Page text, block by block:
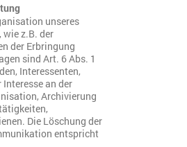
unseres
z.B. der
der Erbringung
sind Art. 6 Abs. 1
Interessenten,
an der
Archivierung
Die Löschung der
entspricht